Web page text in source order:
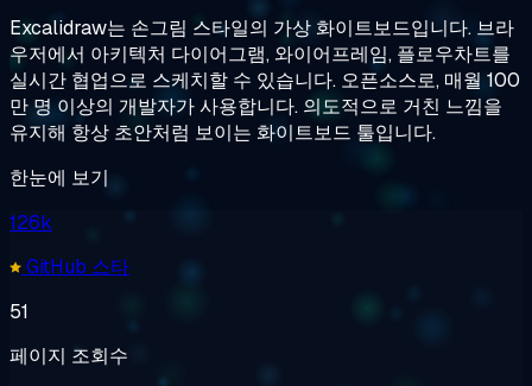
Excalidraw는 손그림 스타일의 가상 화이트보드입니다. 브라
우저에서 아키텍처 다이어그램, 와이어프레임, 플로우차트를
실시간 협업으로 스케치할 수 있습니다. 오픈소스로, 매월 100
만 명 이상의 개발자가 사용합니다. 의도적으로 거친 느낌을
유지해 항상 초안처럼 보이는 화이트보드 툴입니다.
한눈에 보기
126k
GitHub 스타
51
페이지 조회수